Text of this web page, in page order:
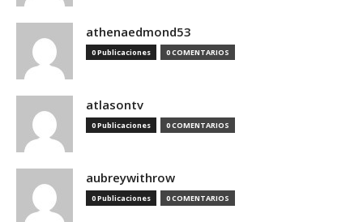
athenaedmond53
0 Publicaciones 0 COMENTARIOS
atlasontv
0 Publicaciones 0 COMENTARIOS
aubreywithrow
0 Publicaciones 0 COMENTARIOS